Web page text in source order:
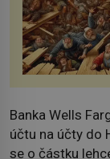
Banka Wells
účtu na účty do
se o částku